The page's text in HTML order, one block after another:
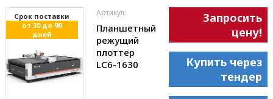
Cрок поставки
от 30 до 90
дней
Артикул:
Планшетный
режущий
плоттер
LC6-1630
Запросить
цену!
Купить через
тендер